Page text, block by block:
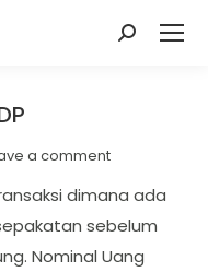
Search:
a comment
dimana ada
sebelum
Nominal Uang